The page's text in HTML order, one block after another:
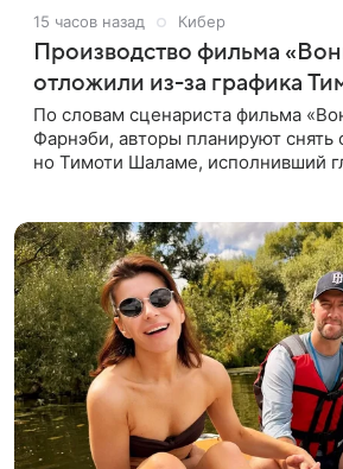
15 часов назад Кибер
Производство фильма
отложили из-за графика
По словам сценариста фильма
Фарнэби, авторы планируют снять
но Тимоти Шаламе, исполнивший